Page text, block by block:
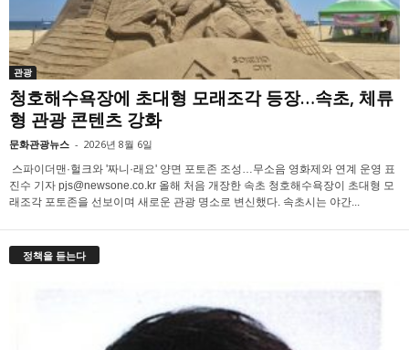
관광
청호해수욕장에 초대형 모래조각 등장…속초, 체류
형 관광 콘텐츠 강화
문화관광뉴스 - 2026년 8월 6일
스파이더맨·헐크와 '짜니·래요' 양면 포토존 조성…무소음 영화제와 연계 운영 표
진수 기자 pjs@newsone.co.kr 올해 처음 개장한 속초 청호해수욕장이 초대형 모
래조각 포토존을 선보이며 새로운 관광 명소로 변신했다. 속초시는 야간...
정책을 듣는다